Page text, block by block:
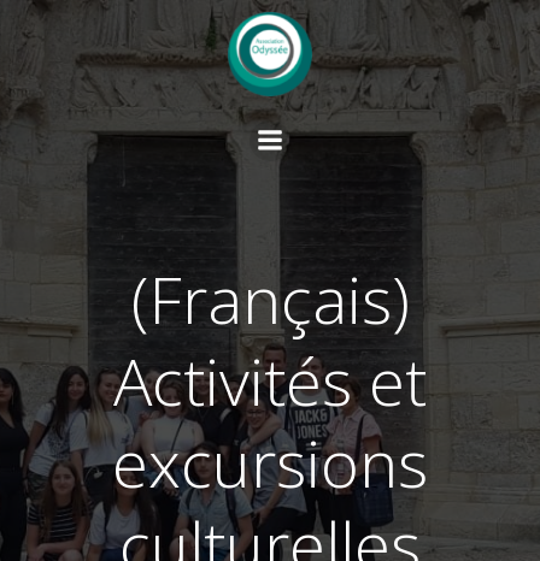
Saltar
al
contenido
(Français)
Activités et
excursions